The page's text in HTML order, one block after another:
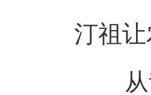
汀祖